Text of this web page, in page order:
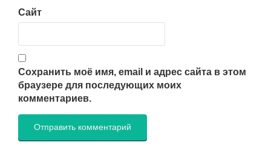
Сайт
Сохранить моё имя, email и адрес сайта в этом
браузере для последующих моих
комментариев.